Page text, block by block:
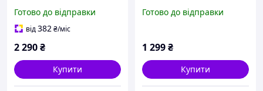
деталей, великий набір
спортивний автомобіль
Готово до відправки
від382₴/міс
2 290₴
Купити
NISSAN GT-R (R35) 2-
Готово до відправки
1 299₴
Купити